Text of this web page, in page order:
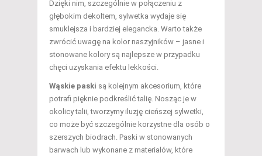
Dzięki nim, szczególnie w połączeniu z
głębokim dekoltem, sylwetka wydaje się
smuklejsza i bardziej elegancka. Warto także
zwrócić uwagę na kolor naszyjników – jasne i
stonowane kolory są najlepsze w przypadku
chęci uzyskania efektu lekkości.
Wąskie paski są kolejnym akcesorium, które
potrafi pięknie podkreślić talię. Nosząc je w
okolicy talii, tworzymy iluzję cieńszej sylwetki,
co może być szczególnie korzystne dla osób o
szerszych biodrach. Paski w stonowanych
barwach lub wykonane z materiałów, które